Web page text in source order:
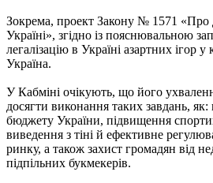
Зокрема, проект Закону № 1571 «Про
Україні», згідно із пояснювальною
легалізацію в Україні азартних ігор
Україна.
У Кабміні очікують, що його
досягти виконання таких завдань,
бюджету України, підвищення
виведення з тіні й ефективне
ринку, а також захист громадян від
підпільних букмекерів.